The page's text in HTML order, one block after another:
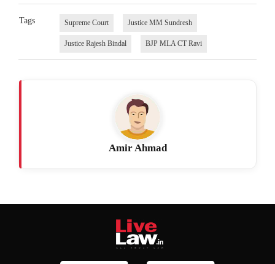
Tags Supreme Court Justice MM Sundresh
Justice Rajesh Bindal BJP MLA CT Ravi
Amir Ahmad